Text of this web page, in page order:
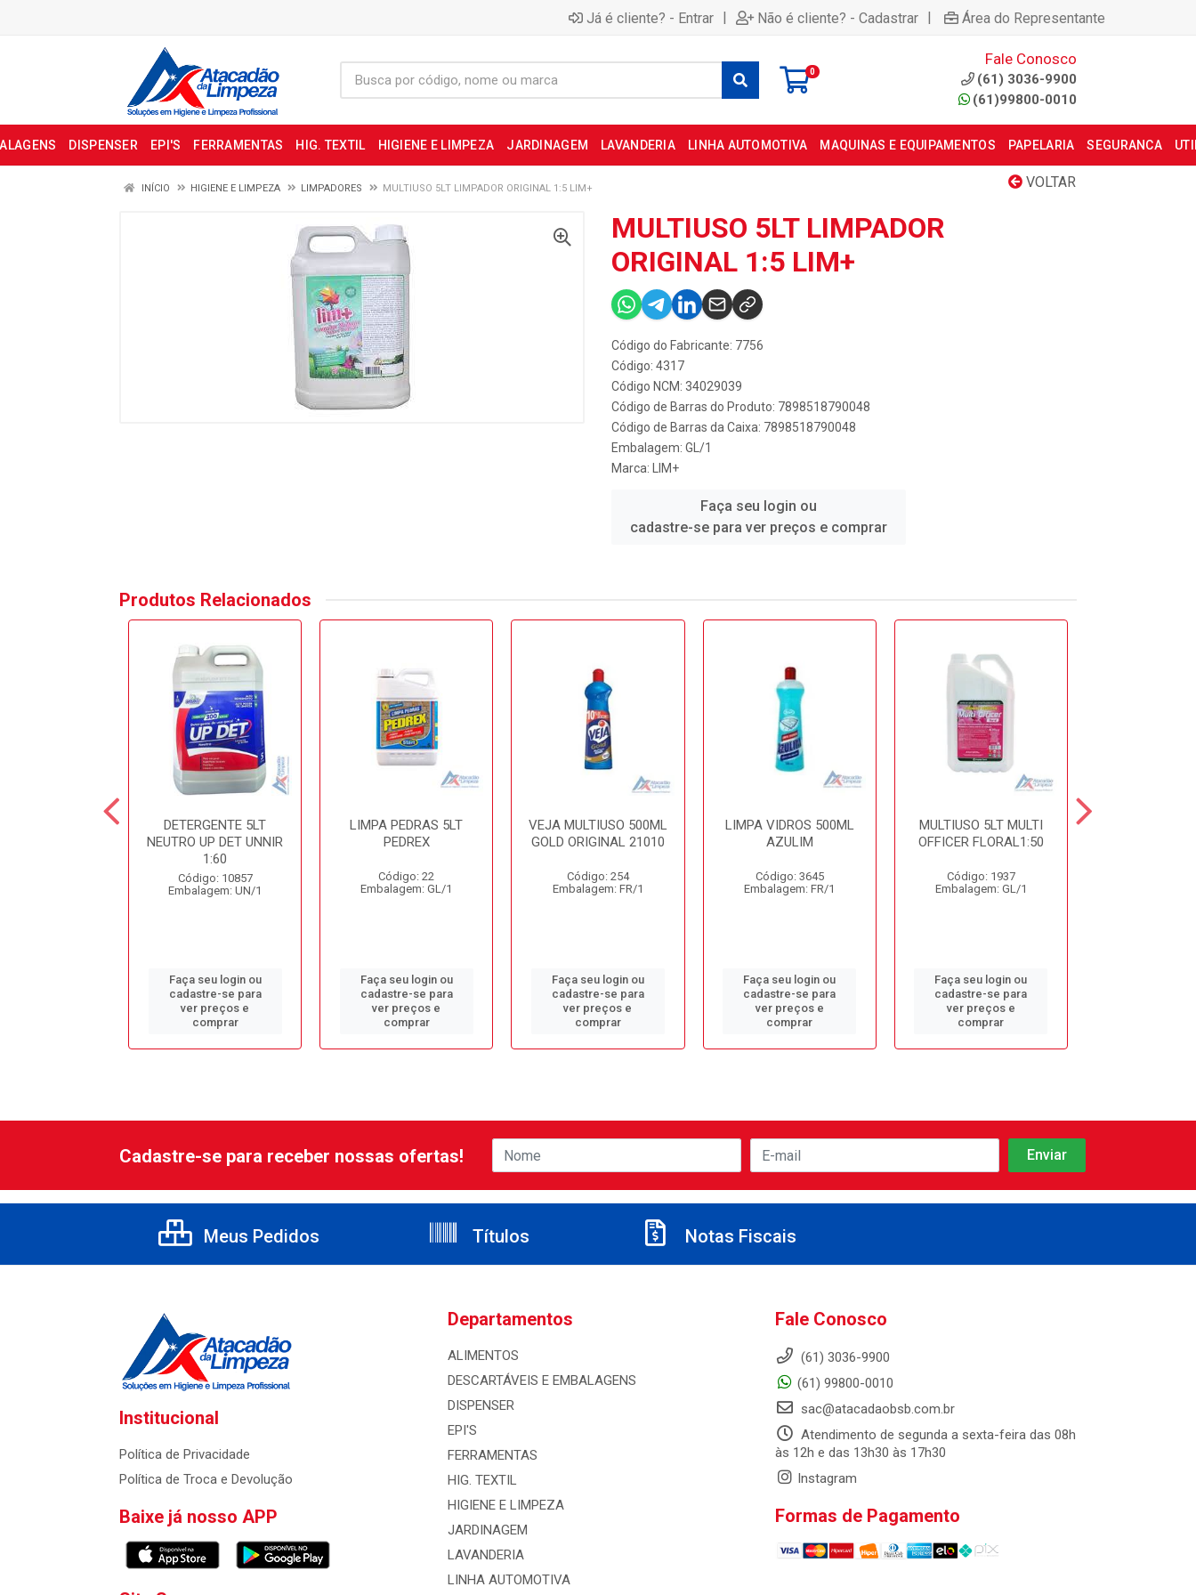
Já é cliente? - Entrar | Não é cliente? - Cadastrar | Área do Representante
0
Fale Conosco
(61) 3036-9900
(61)99800-0010
DISPENSER EPI'S FERRAMENTAS HIG. TEXTIL HIGIENE E LIMPEZA JARDINAGEM LAVANDERIA LINHA AUTOMOTIVA MAQUINAS E EQUIPAMENTOS PAPELARIA SEGURANCA
VOLTAR
INÍCIO HIGIENE E LIMPEZA LIMPADORES MULTIUSO 5LT LIMPADOR ORIGINAL 1:5 LIM+
MULTIUSO 5LT LIMPADOR
ORIGINAL 1:5 LIM+
Código do Fabricante: 7756
Código: 4317
Código NCM: 34029039
Código de Barras do Produto: 7898518790048
Código de Barras da Caixa: 7898518790048
Embalagem: GL/1
Marca:
LIM+
Faça seu login ou
cadastre-se para ver preços e comprar
Produtos Relacionados
DETERGENTE 5LT
NEUTRO UP DET UNNIR
1:60
Código: 10857
Embalagem: UN/1
Faça seu login ou
cadastre-se para
ver preços e
comprar
LIMPA PEDRAS 5LT
PEDREX
Código: 22
Embalagem: GL/1
Faça seu login ou
cadastre-se para
ver preços e
comprar
VEJA MULTIUSO 500ML
GOLD ORIGINAL 21010
Código: 254
Embalagem: FR/1
Faça seu login ou
cadastre-se para
ver preços e
comprar
LIMPA VIDROS 500ML
AZULIM
Código: 3645
Embalagem: FR/1
Faça seu login ou
cadastre-se para
ver preços e
comprar
MULTIUSO 5LT MULTI
OFFICER FLORAL1:50
Código: 1937
Embalagem: GL/1
Faça seu login ou
cadastre-se para
ver preços e
comprar
Cadastre-se para receber nossas ofertas!
Meus Pedidos Títulos Notas Fiscais
Institucional
Política de Privacidade
Política de Troca e Devolução
Baixe já nosso APP
Departamentos
ALIMENTOS
DESCARTÁVEIS E EMBALAGENS
DISPENSER
EPI'S
FERRAMENTAS
HIG. TEXTIL
HIGIENE E LIMPEZA
JARDINAGEM
LAVANDERIA
LINHA AUTOMOTIVA
Fale Conosco
(61) 3036-9900
(61) 99800-0010
sac@atacadaobsb.com.br
Atendimento de segunda a sexta-feira das 08h
às 12h e das 13h30 às 17h30
Instagram
Formas de Pagamento